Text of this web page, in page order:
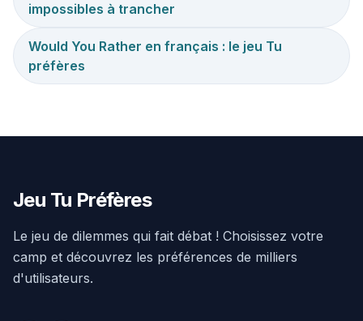
impossibles à trancher
Would You Rather en français : le jeu Tu
préfères
Jeu Tu Préfères
Le jeu de dilemmes qui fait débat ! Choisissez votre
camp et découvrez les préférences de milliers
d'utilisateurs.